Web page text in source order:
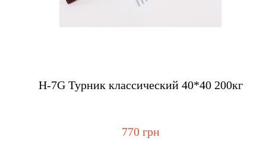
H-7G Турник классический 40*40 200кг
770 грн